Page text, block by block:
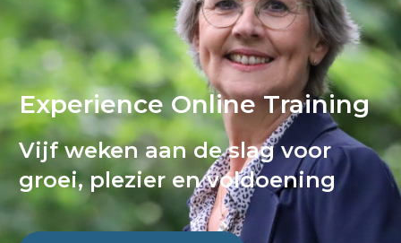
Experience Online Training
Vijf weken aan de slag voor
groei, plezier en voldoening